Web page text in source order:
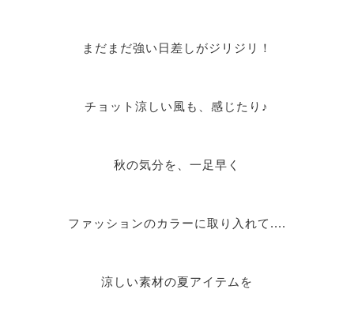
まだまだ強い日差しがジリジリ！
チョット涼しい風も、感じたり♪
秋の気分を、一足早く
ファッションのカラーに取り入れて....
涼しい素材の夏アイテムを